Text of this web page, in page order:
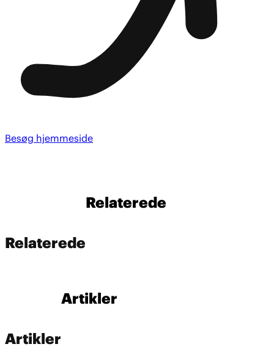
Besøg hjemmeside
Relaterede
Relaterede
Artikler
Artikler